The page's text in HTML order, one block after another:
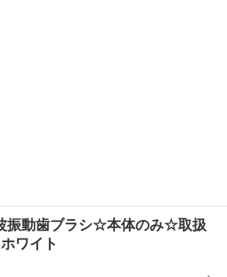
振動歯ブラシ☆本体のみ☆取扱
ワイト